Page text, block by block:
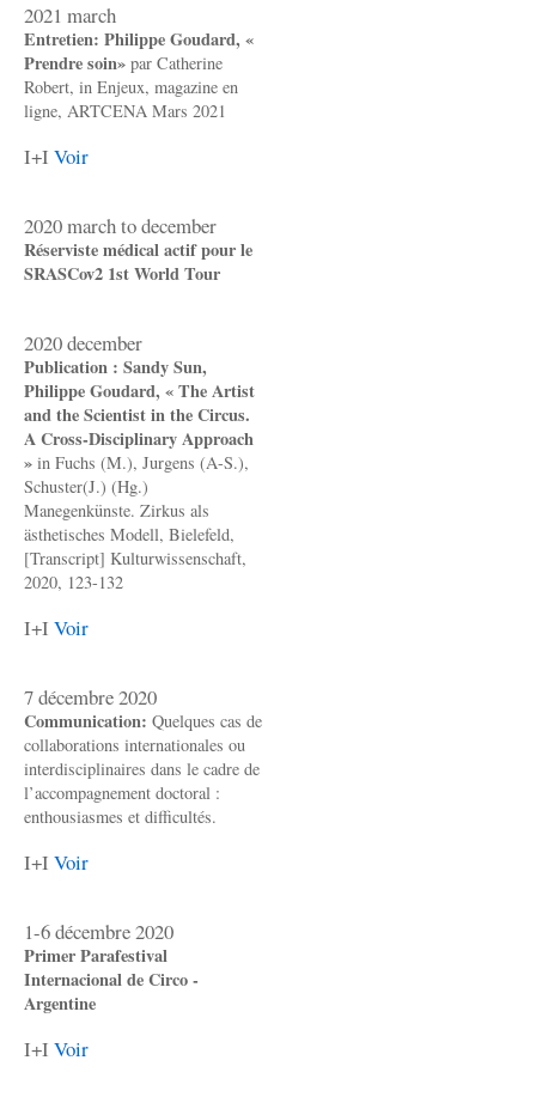
2021 march
Entretien: Philippe Goudard, «
Prendre soin» par Catherine
Robert, in Enjeux, magazine en
ligne, ARTCENA Mars 2021
I+I Voir
2020 march to december
Réserviste médical actif pour le
SRASCov2 1st World Tour
2020 december
Publication : Sandy Sun,
Philippe Goudard, « The Artist
and the Scientist in the Circus.
A Cross-Disciplinary Approach
» in Fuchs (M.), Jurgens (A-S.),
Schuster(J.) (Hg.)
Manegenkünste. Zirkus als
ästhetisches Modell, Bielefeld,
[Transcript] Kulturwissenschaft,
2020, 123-132
I+I Voir
7 décembre 2020
Communication: Quelques cas de
collaborations internationales ou
interdisciplinaires dans le cadre de
l’accompagnement doctoral :
enthousiasmes et difficultés.
I+I Voir
1-6 décembre 2020
Primer Parafestival
Internacional de Circo -
Argentine
I+I Voir